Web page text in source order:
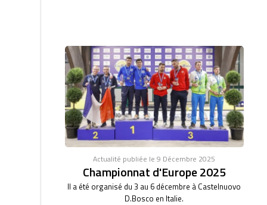
Actualité publiée le 9 Décembre 2025
Championnat d'Europe 2025
Il a été organisé du 3 au 6 décembre à Castelnuovo
D.Bosco en Italie.